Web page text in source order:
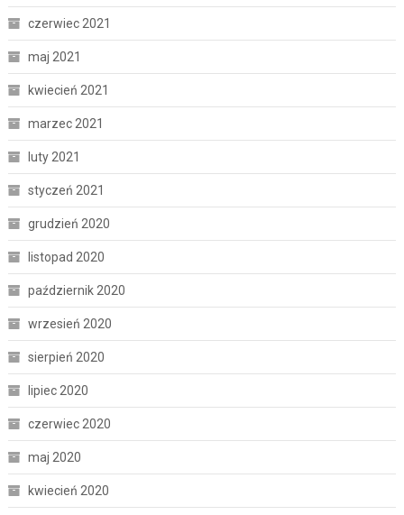
czerwiec 2021
maj 2021
kwiecień 2021
marzec 2021
luty 2021
styczeń 2021
grudzień 2020
listopad 2020
październik 2020
wrzesień 2020
sierpień 2020
lipiec 2020
czerwiec 2020
maj 2020
kwiecień 2020